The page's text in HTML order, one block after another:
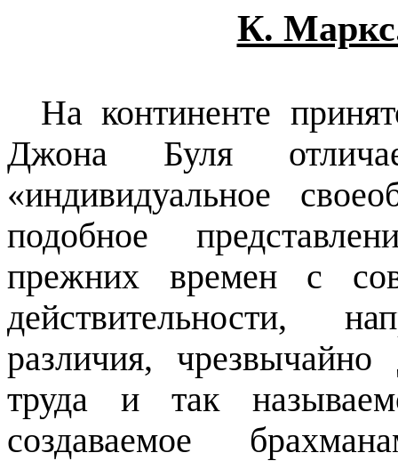
К.
На континенте
Джона Буля
«индивидуальное
подобное
прежних времен с
действительности,
различия,
труда и так
создаваемое